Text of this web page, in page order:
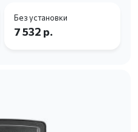
Без установки
7 532 р.